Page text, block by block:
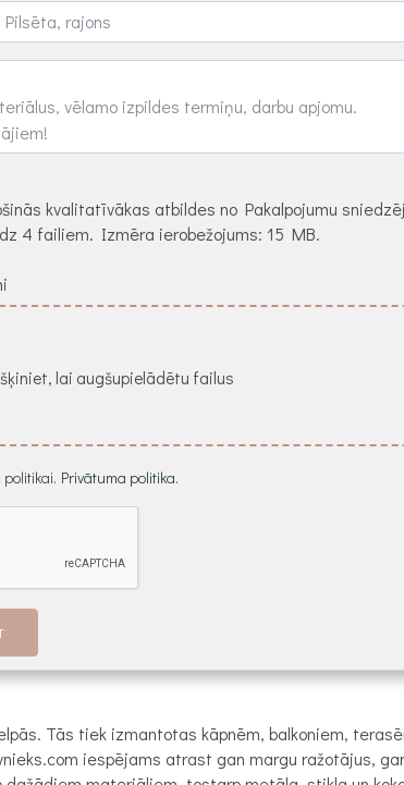
kvalitatīvākas atbildes no Pakalpojumu
4 failiem. Izmēra ierobežojums: 15 MB.
lai augšupielādētu failus
Privātuma politika.
Tās tiek izmantotas kāpnēm, balkoniem,
iespējams atrast gan margu ražotājus,